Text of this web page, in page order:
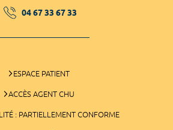
04 67 33 67 33
ESPACE PATIENT
ACCÈS AGENT CHU
: PARTIELLEMENT CONFORME